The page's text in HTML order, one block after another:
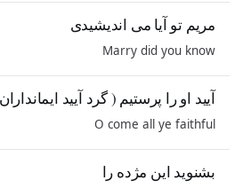
مریم تو آیا می اندیشیدی
Marry did you know
آیید او را پرستیم ( گرد آیید
O come all ye faithful
بشنوید این مژده را